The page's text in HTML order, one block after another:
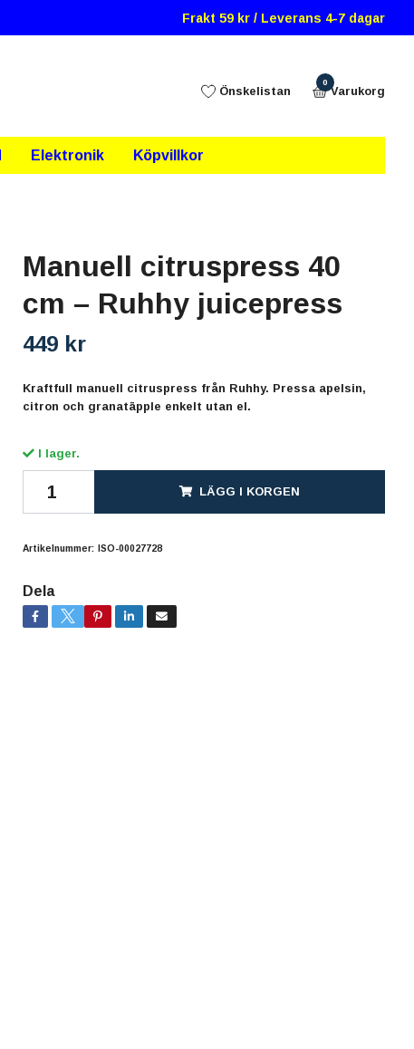
Frakt 59 kr / Leverans 4-7 dagar
Önskelistan
0
Varukorg
Elektronik Köpvillkor
Manuell citruspress 40
cm – Ruhhy juicepress
449 kr
Kraftfull manuell citruspress från Ruhhy. Pressa apelsin,
citron och granatäpple enkelt utan el.
I lager.
LÄGG I KORGEN
Artikelnummer: ISO-00027728
Dela